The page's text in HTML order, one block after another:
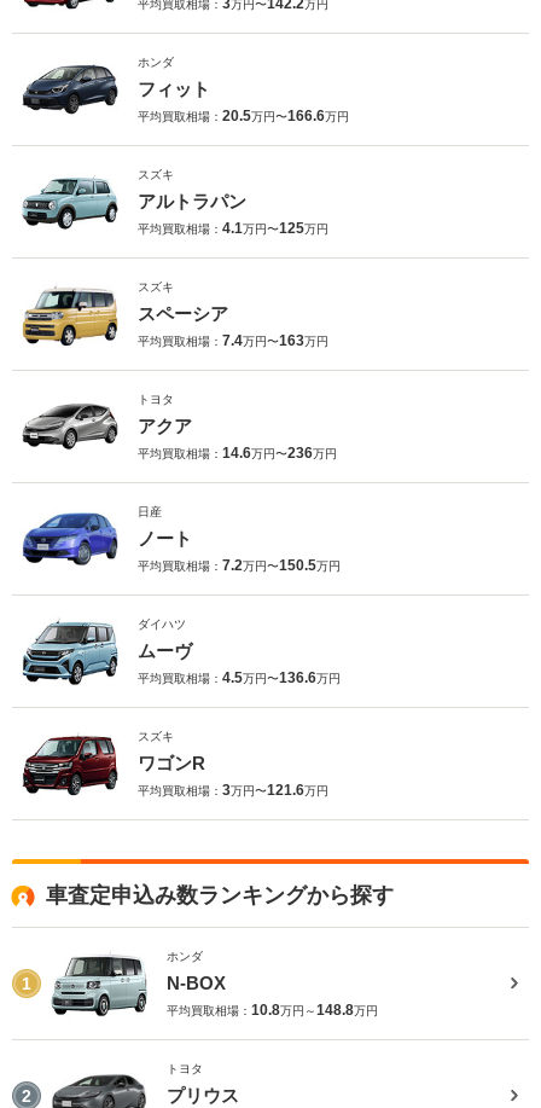
平均買取相場： 3万円〜142.2万円
ホンダ
フィット
平均買取相場： 20.5万円〜166.6万円
スズキ
アルトラパン
平均買取相場： 4.1万円〜125万円
スズキ
スペーシア
平均買取相場： 7.4万円〜163万円
トヨタ
アクア
平均買取相場： 14.6万円〜236万円
日産
ノート
平均買取相場： 7.2万円〜150.5万円
ダイハツ
ムーヴ
平均買取相場： 4.5万円〜136.6万円
スズキ
ワゴンR
平均買取相場： 3万円〜121.6万円
車査定申込み数ランキングから探す
1
ホンダ
N-BOX
平均買取相場： 10.8万円～148.8万円
2
トヨタ
プリウス